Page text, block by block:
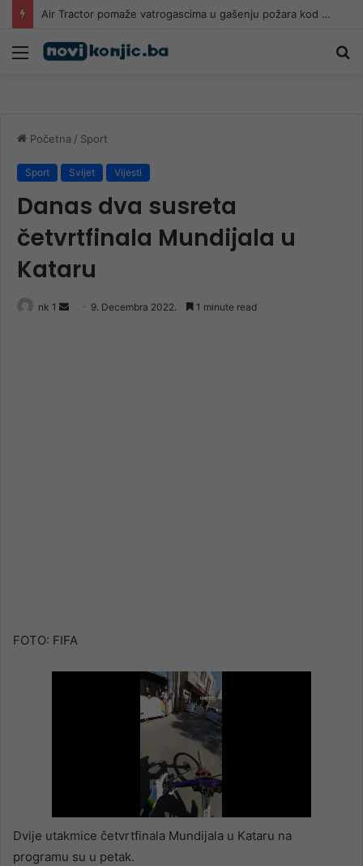
TOPLOTNI UDAR Sladić objavio: Danas je deveti dan u nizu sa više od 40 stepeni, evo gdje najviše “prži”
Meni
Početna / Sport
Sport Svijet Vijesti
Danas dva susreta
četvrtfinala Mundijala u
Kataru
nk 1
Send 9. Decembra 2022. 1 minute read
FOTO: FIFA
Dvije utakmice četvrtfinala Mundijala u Kataru na
programu su u petak.